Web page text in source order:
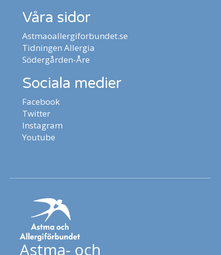
Våra sidor
Astmaoallergiforbundet.se
Tidningen Allergia
Södergården-Åre
Sociala medier
Facebook
Twitter
Instagram
Youtube
Astma- och